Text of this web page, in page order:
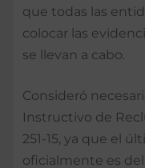
que todas las
colocar las
se llevan a cabo.
Consideró
Instructivo de
251-15, ya que el
oficialmente es